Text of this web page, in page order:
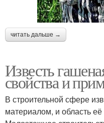
читать дальше →
Известь
свойства и
В строительной сфере
материалом, и область